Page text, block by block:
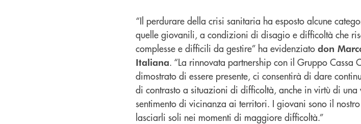
“Il perdurare della crisi sanitaria ha esposto alcune
quelle giovanili, a condizioni di disagio e difficoltà che
complesse e difficili da gestire” ha evidenziato don
Italiana. “La rinnovata partnership con il Gruppo Cassa
dimostrato di essere presente, ci consentirà di dare
di contrasto a situazioni di difficoltà, anche in virtù di
sentimento di vicinanza ai territori. I giovani sono il
lasciarli soli nei momenti di maggiore difficoltà.”